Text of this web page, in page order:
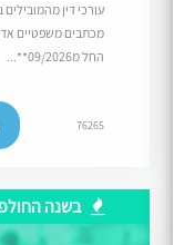
עורכי דין
מכתבים משפטיים
החל מ09/2026**...
76265
בשנה